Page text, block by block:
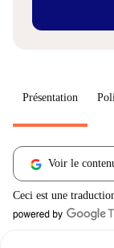
Présentation
Voir le
Ceci est une